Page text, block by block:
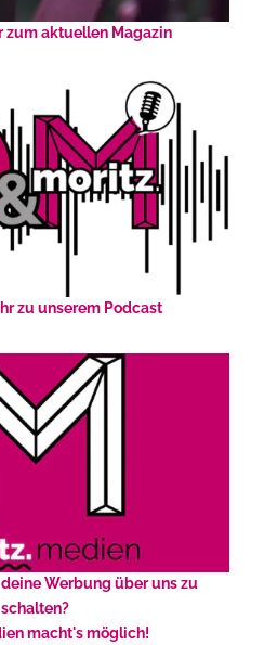
zum aktuellen Magazin
zu unserem Podcast
deine Werbung über uns zu
schalten?
macht's möglich!